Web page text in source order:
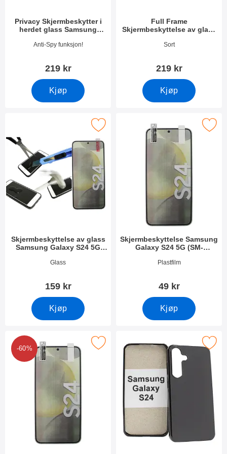
Privacy Skjermbeskytter i
herdet glass Samsung
Varenummer 50395
Anti-Spy funksjon!
219 kr
Kjøp
Full Frame
Skjermbeskyttelse av glass
(SM-S921B/DS)
Varenummer 49893
Sort
219 kr
Kjøp
Skjermbeskyttelse av glass
Samsung Galaxy S24 5G
Varenummer 49892
Glass
159 kr
Kjøp
av glass Samsung Galaxy S24 5G (SM-S921B/DS)
Skjermbeskyttelse Samsung
Galaxy S24 5G (SM-
Varenummer 49890
Plastfilm
49 kr
Kjøp
Merk skjermbeskyttelse Samsung Galaxy
-60%
Samsung Galaxy S24 5G (SM-S921B/DS)
Merk tPU Deksel Samsung Galaxy S24